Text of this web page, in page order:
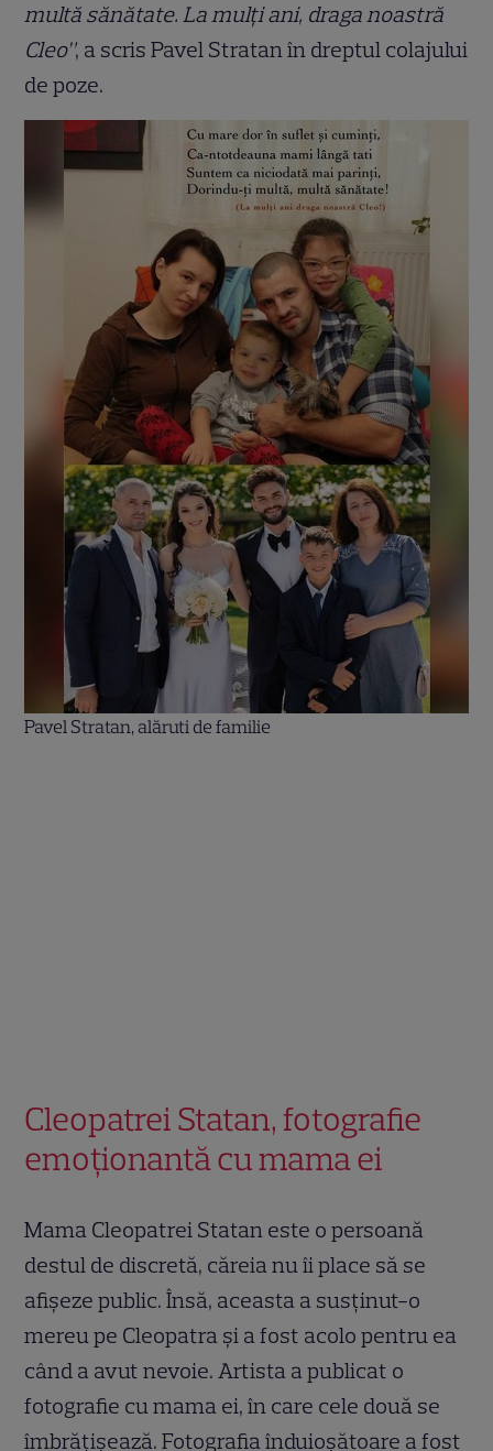
multă sănătate. La mulți ani, draga noastră
Cleo”, a scris Pavel Stratan în dreptul colajului
de poze.
Pavel Stratan, alăruti de familie
Cleopatrei Statan, fotografie
emoționantă cu mama ei
Mama Cleopatrei Statan este o persoană
destul de discretă, căreia nu îi place să se
afișeze public. Însă, aceasta a susținut-o
mereu pe Cleopatra și a fost acolo pentru ea
când a avut nevoie. Artista a publicat o
fotografie cu mama ei, în care cele două se
îmbrățișează. Fotografia înduioșătoare a fost